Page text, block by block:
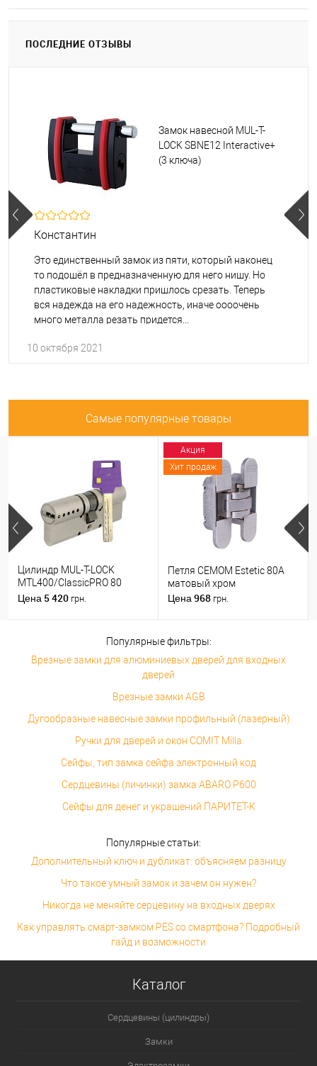
ПОСЛЕДНИЕ ОТЗЫВЫ
Замок навесной MUL-T-
LOCK SBNE12 Interactive+
(3 ключа)
Константин
Это единственный замок из пяти, который наконец
то подошёл в предназначенную для него нишу. Но
пластиковые накладки пришлось срезать. Теперь
вся надежда на его надежность, иначе оооочень
много металла резать придется...
Спасибо менеджеру Елене за быструю доставку.
10 октября 2021
Самые популярные товары
Цилиндр MUL-T-LOCK
MTL400/ClassicPRO 80
(35*45) никель сатин
Цена 5 420 грн.
Акция
Хит продаж
Петля CEMOM Estetic 80A
матовый хром
Цена 968 грн.
Популярные фильтры:
Врезные замки для алюминиевых дверей для входных
дверей
Врезные замки AGB
Дугообразные навесные замки профильный (лазерный)
Ручки для дверей и окон COMIT Milla
Сейфы, тип замка сейфа электронный код
Сердцевины (личинки) замка ABARO P600
Сейфы для денег и украшений ПАРИТЕТ-К
Популярные статьи:
Дополнительный ключ и дубликат: объясняем разницу
Что такое умный замок и зачем он нужен?
Никогда не меняйте серцевину на входных дверях
Как управлять смарт-замком PES со смартфона? Подробный
гайд и возможности
Каталог
Сердцевины (цилиндры)
Замки